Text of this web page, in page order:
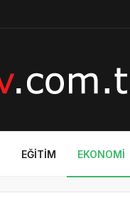
EĞITIM EKONOMI